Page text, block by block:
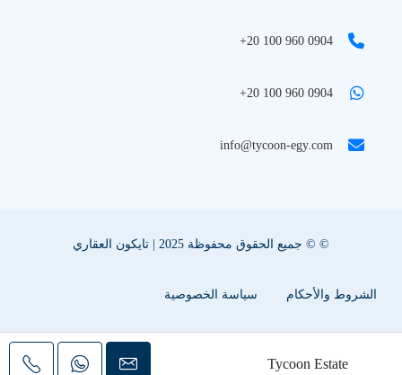
Tycoon Estate
+20 100 960 0904
+20 100 960 0904
info@tycoon-egy.com
© © جميع الحقوق محفوظة 2025 | تايكون العقاري
الشروط والأحكام سياسة الخصوصية
سياسة ملفات تعريف الإرتباط اعلن عقارك معنا